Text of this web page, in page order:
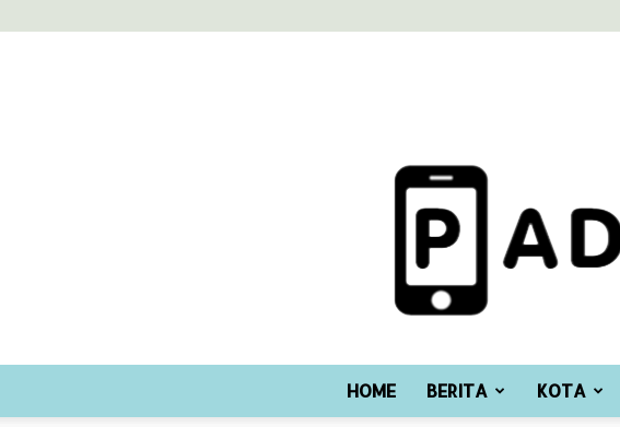
HOME BERITA KOTA